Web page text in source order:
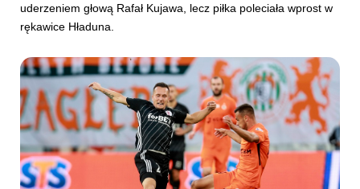
uderzeniem głową Rafał Kujawa, lecz piłka poleciała wprost w
rękawice Hładuna.